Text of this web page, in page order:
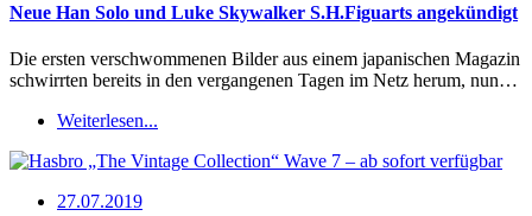
Neue Han Solo und Luke Skywalker S.H.Figuarts angekündigt
Die ersten verschwommenen Bilder aus einem japanischen Magazin
schwirrten bereits in den vergangenen Tagen im Netz herum, nun…
Weiterlesen...
27.07.2019